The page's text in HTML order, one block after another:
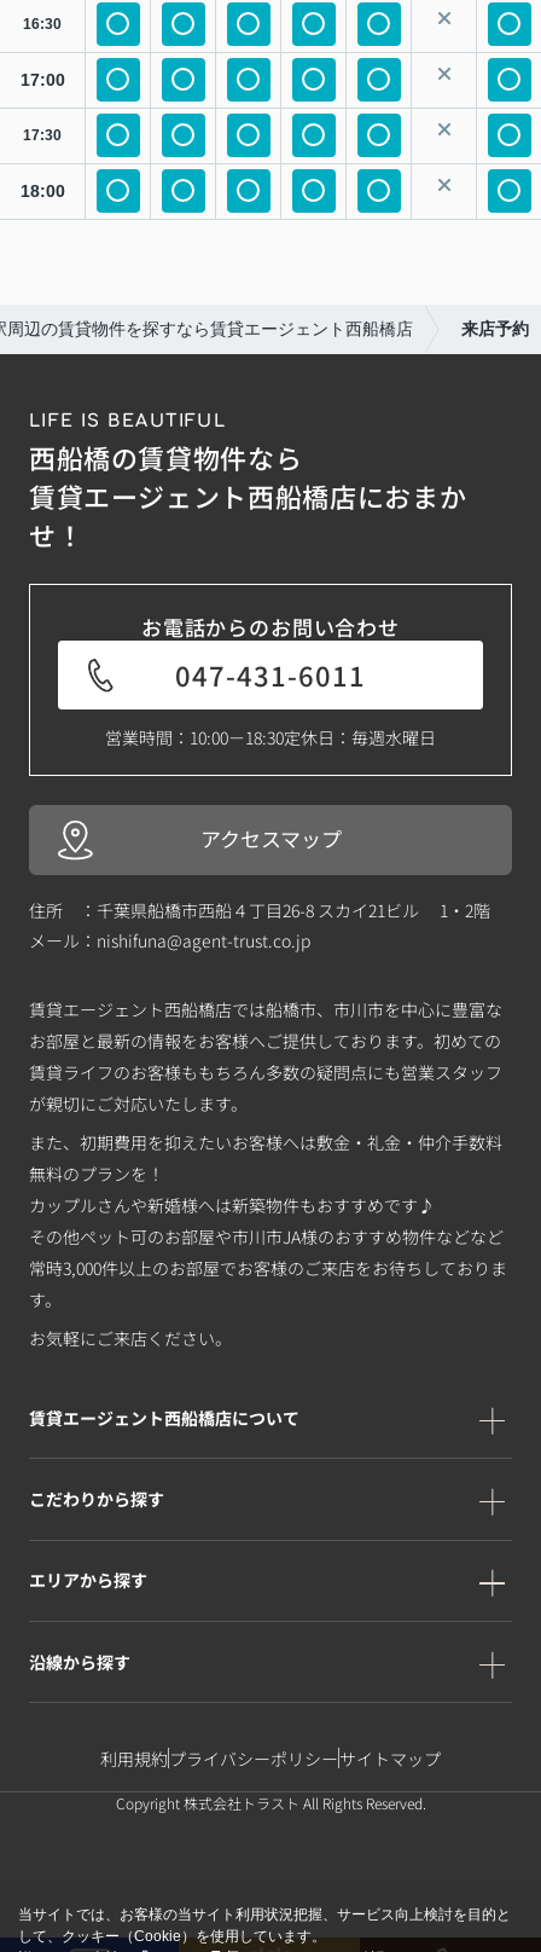
16:30
17:00
17:30
18:00
周辺の賃貸物件を探すなら賃貸エージェント西船橋店 来店予約
LIFE IS BEAUTIFUL
西船橋の賃貸物件なら
賃貸エージェント西船橋店におまか
せ！
お電話からのお問い合わせ
047-431-6011
営業時間：10:00－18:30定休日：毎週水曜日
アクセスマップ
住所 ：千葉県船橋市西船４丁目26-8 スカイ21ビル 1・2階
メール： nishifuna@agent-trust.co.jp
賃貸エージェント西船橋店では船橋市、市川市を中心に豊富な
お部屋と最新の情報をお客様へご提供しております。初めての
賃貸ライフのお客様ももちろん多数の疑問点にも営業スタッフ
が親切にご対応いたします。
また、初期費用を抑えたいお客様へは敷金・礼金・仲介手数料
無料のプランを！
カップルさんや新婚様へは新築物件もおすすめです♪
その他ペット可のお部屋や市川市JA様のおすすめ物件などなど
常時3,000件以上のお部屋でお客様のご来店をお待ちしておりま
す。
お気軽にご来店ください。
賃貸エージェント西船橋店について
こだわりから探す
エリアから探す
沿線から探す
利用規約プライバシーポリシーサイトマップ
Copyright 株式会社トラスト All Rights Reserved.
当サイトでは、お客様の当サイト利用状況把握、サービス向上検討を目的と
して、クッキー（Cookie）を使用しています。